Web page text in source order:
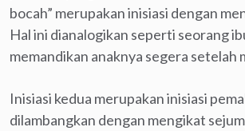
bocah” merupakan inisiasi dengan
Hal ini dianalogikan seperti seorang
memandikan anaknya segera setelah
Inisiasi kedua merupakan inisiasi
dilambangkan dengan mengikat